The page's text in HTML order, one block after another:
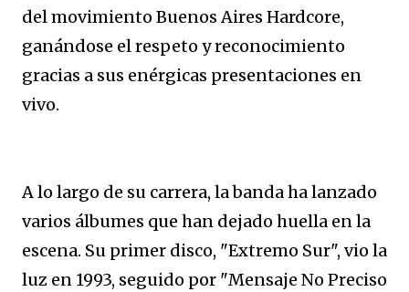
del movimiento Buenos Aires Hardcore,
ganándose el respeto y reconocimiento
gracias a sus enérgicas presentaciones en
vivo.
A lo largo de su carrera, la banda ha lanzado
varios álbumes que han dejado huella en la
escena. Su primer disco, "Extremo Sur", vio la
luz en 1993, seguido por "Mensaje No Preciso